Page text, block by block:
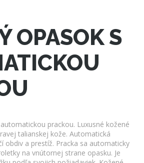
OPASOK S
prackou. Luxusné kožené
talianskej kože. Automatická
obdiv a prestíž. Pracka sa automaticky
na vnútornej strane opasku. Je